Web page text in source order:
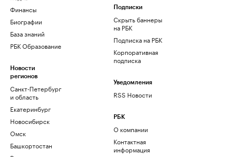
Финансы
Биографии
База знаний
РБК Образование
Новости
регионов
Санкт-Петербург
и область
Екатеринбург
Новосибирск
Омск
Башкортостан
Подписки
Скрыть баннеры
на РБК
Подписка на РБК
Корпоративная
подписка
Уведомления
RSS Новости
РБК
О компании
Контактная
информация